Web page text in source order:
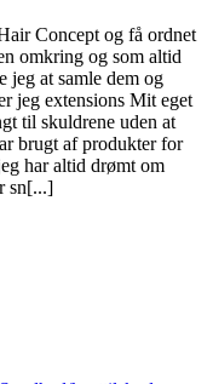
Concept og få ordnet
omkring og som altid
jeg at samle dem og
jeg extensions Mit eget
til skuldrene uden at
brugt af produkter for
har altid drømt om
sn[...]